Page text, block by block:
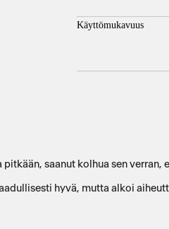
Käyttömukavuus
saanut kolhua sen
hyvä, mutta alkoi